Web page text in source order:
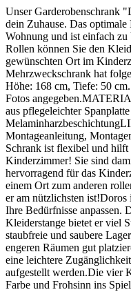
Unser Garderobenschrank
dein Zuhause. Das
Wohnung und ist einfach
Rollen können Sie den
gewünschten Ort im
Mehrzweckschrank hat
Höhe: 168 cm, Tiefe: 50
Fotos
aus pflegeleichter
Montageanleitung,
Schrank ist flexibel und
Kinderzimmer! Sie sind
hervorragend für das
einem Ort zum anderen
er am nützlichsten
Ihre Bedürfnisse anpassen.
Kleiderstange bietet er viel
staubfreie und saubere
engeren Räumen gut
eine leichtere
aufgestellt werden.Die vier
Farbe und Frohsinn ins